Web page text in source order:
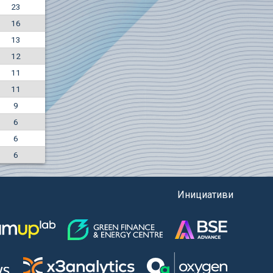
-4.88%
5850EUR
1442BGN
23
16
13
12
11
11
9
6
6
6
Инициативи